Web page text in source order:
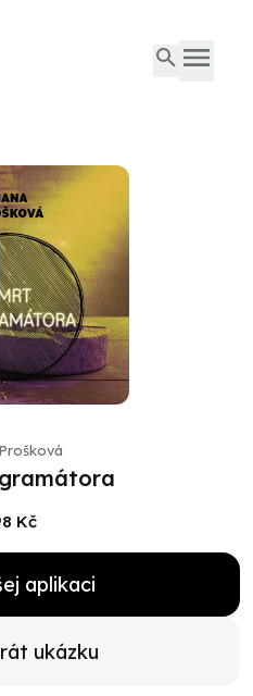
Kč
aplikaci
ukázku